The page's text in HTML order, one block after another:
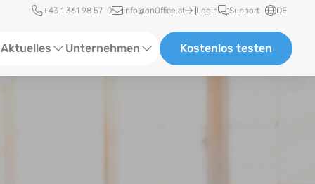
Schnellzugriff
+43 1 361 98 57-0 info@onOffice.at Login Support DE
Aktuelles Unternehmen Kostenlos testen